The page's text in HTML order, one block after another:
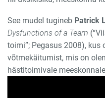
See mudel tugineb Patrick
Dysfunctions of a Team
toimi”; Pegasus 2008), kus
võtmekäitumist, mis on
hästitoimivale